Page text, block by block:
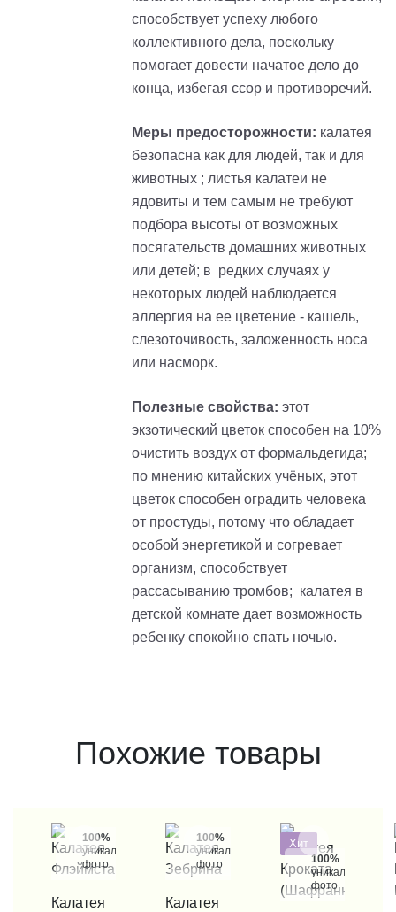
способствует успеху любого
коллективного дела, поскольку
помогает довести начатое дело до
конца, избегая ссор и противоречий.
Меры предосторожности: калатея
безопасна как для людей, так и для
животных ; листья калатеи не
ядовиты и тем самым не требуют
подбора высоты от возможных
посягательств домашних животных
или детей; в редких случаях у
некоторых людей наблюдается
аллергия на ее цветение - кашель,
слезоточивость, заложенность носа
или насморк.
Полезные свойства: этот
экзотический цветок способен на 10%
очистить воздух от формальдегида;
по мнению китайских учёных, этот
цветок способен оградить человека
от простуды, потому что обладает
особой энергетикой и согревает
организм, способствует
рассасыванию тромбов; калатея в
детской комнате дает возможность
ребенку спокойно спать ночью.
Похожие товары
100%
уникальные
фото
КУПИТЬ В 1 КЛИК
Калатея
100%
уникальные
фото
КУПИТЬ В 1 КЛИК
Калатея
Хит
100%
уникальные
фото